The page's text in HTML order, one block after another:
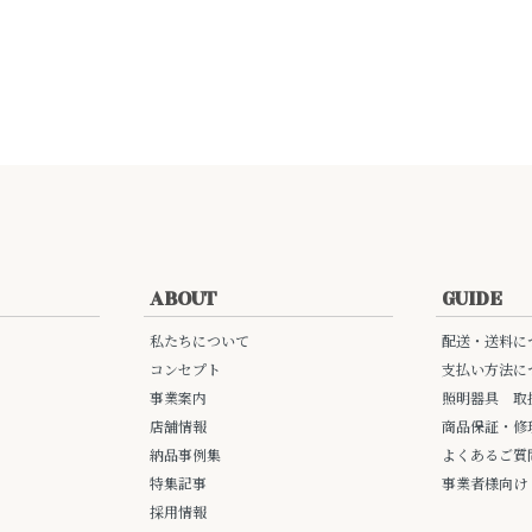
ABOUT
私たちについて
コンセプト
事業案内
店舗情報
納品事例集
特集記事
採用情報
GUIDE
配送・送料に
支払い方法に
照明器具 取
商品保証・修
よくあるご質
事業者様向け